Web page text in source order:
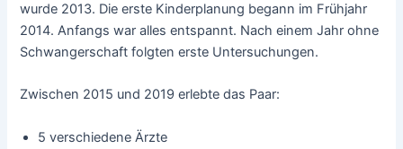
wurde 2013. Die erste Kinderplanung begann im Frühjahr
2014. Anfangs war alles entspannt. Nach einem Jahr ohne
Schwangerschaft folgten erste Untersuchungen.
Zwischen 2015 und 2019 erlebte das Paar:
5 verschiedene Ärzte